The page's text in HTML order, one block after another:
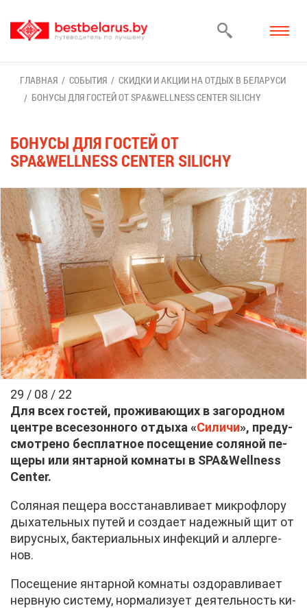
ГЛАВ­НАЯ СО­БЫ­ТИЯ
СКИД­КИ И АК­ЦИИ НА ОТ­ДЫХ В БЕ­ЛА­РУ­СИ
БО­НУ­СЫ ДЛЯ ГО­СТЕЙ ОТ SPA&WELLNESS CENTER SILICHY
БО­НУ­СЫ ДЛЯ ГО­СТЕЙ ОТ
SPA&WELLNESS CENTER SILICHY
29 / 08 / 22
Для всех го­стей, про­жи­ва­ю­щих в за­го­род­ном
цен­тре все­се­зон­но­го от­ды­ха «Си­ли­чи», преду­
смот­ре­но бес­плат­ное по­се­ще­ние со­ля­ной пе­
ще­ры или ян­тар­ной ком­на­ты в SPA&Wellness
Center.
Со­ля­ная пе­ще­ра вос­ста­нав­ли­ва­ет мик­ро­фло­ру
ды­ха­тель­ных пу­тей и со­зда­ет на­деж­ный щит от
ви­рус­ных, бак­те­ри­аль­ных ин­фек­ций и ал­лер­ге­
нов.
По­се­ще­ние ян­тар­ной ком­на­ты оздо­рав­ли­ва­ет
нерв­ную си­сте­му, нор­ма­ли­зу­ет де­я­тель­ность ки­